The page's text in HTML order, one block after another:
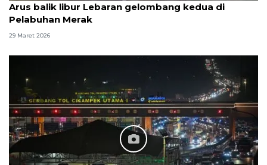
Arus balik libur Lebaran gelombang kedua di
Pelabuhan Merak
29 Maret 2026